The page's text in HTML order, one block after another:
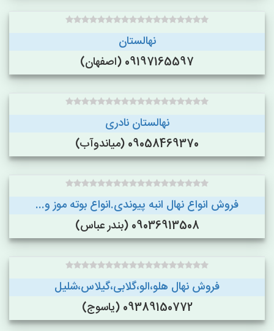
نهالستان
09197165597 (اصفهان)
نهالستان نادری
09058469370 (میاندوآب)
فروش انواع نهال انبه پیوندی.انواع بوته موز و...
09036913508 (بندر عباس)
فروش نهال هلو،الو،گلابی،گیلاس،شلیل
09389150772 (یاسوج)